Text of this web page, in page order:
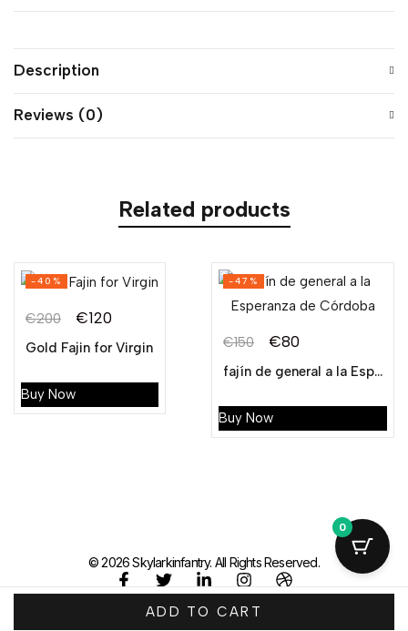
ADD TO CART
Description
Reviews (0)
Related products
-40%
€200 €120
Gold Fajin for Virgin
Buy Now
-47%
€150 €80
fajín de general a la Esperanza de Córdoba
Buy Now
© 2026 Skylarkinfantry. All Rights Reserved.
0